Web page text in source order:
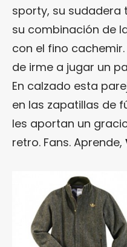
sporty, su
su combinación de
con el fino
de irme a jugar un
En calzado esta
en las zapatillas de
les aportan un
retro. Fans. Aprende,